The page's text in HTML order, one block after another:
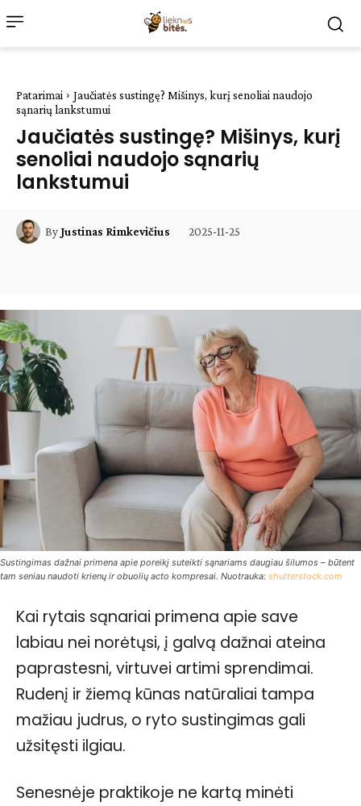
Patarimai
Jaučiatės sustingę? Mišinys, kurį senoliai naudojo
sąnarių lankstumui
Jaučiatės sustingę? Mišinys, kurį
senoliai naudojo sąnarių
lankstumui
ByJustinas Rimkevičius 2025-11-25
Sustingimas dažnai primena apie poreikį suteikti sąnariams daugiau šilumos – būtent
tam seniau naudoti krienų ir obuolių acto kompresai. Nuotrauka: shutterstock.com
Kai rytais sąnariai primena apie save
labiau nei norėtųsi, į galvą dažnai ateina
paprastesni, virtuvei artimi sprendimai.
Rudenį ir žiemą kūnas natūraliai tampa
mažiau judrus, o ryto sustingimas gali
užsitęsti ilgiau.
Senesnėje praktikoje ne kartą minėti